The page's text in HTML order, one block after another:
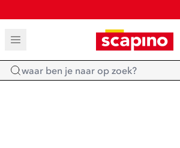
TOT 70% KORTING OP SALE
SHOP NIEUW
Home